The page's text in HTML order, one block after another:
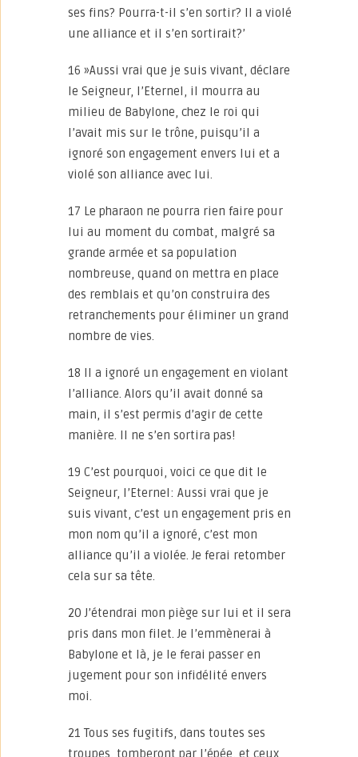
ses fins? Pourra-t-il s’en sortir? Il a violé
une alliance et il s’en sortirait?’
16 »Aussi vrai que je suis vivant, déclare
le Seigneur, l’Eternel, il mourra au
milieu de Babylone, chez le roi qui
l’avait mis sur le trône, puisqu’il a
ignoré son engagement envers lui et a
violé son alliance avec lui.
17 Le pharaon ne pourra rien faire pour
lui au moment du combat, malgré sa
grande armée et sa population
nombreuse, quand on mettra en place
des remblais et qu’on construira des
retranchements pour éliminer un grand
nombre de vies.
18 Il a ignoré un engagement en violant
l’alliance. Alors qu’il avait donné sa
main, il s’est permis d’agir de cette
manière. Il ne s’en sortira pas!
19 C’est pourquoi, voici ce que dit le
Seigneur, l’Eternel: Aussi vrai que je
suis vivant, c’est un engagement pris en
mon nom qu’il a ignoré, c’est mon
alliance qu’il a violée. Je ferai retomber
cela sur sa tête.
20 J’étendrai mon piège sur lui et il sera
pris dans mon filet. Je l’emmènerai à
Babylone et là, je le ferai passer en
jugement pour son infidélité envers
moi.
21 Tous ses fugitifs, dans toutes ses
troupes, tomberont par l’épée, et ceux